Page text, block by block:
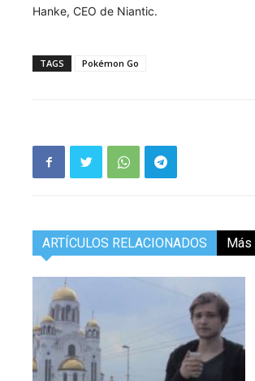
Hanke, CEO de Niantic.
TAGS Pokémon Go
ARTÍCULOS RELACIONADOS